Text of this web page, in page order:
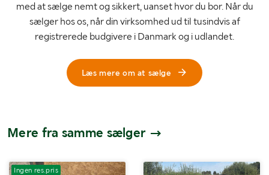
med at sælge nemt og sikkert, uanset hvor du bor. Når du
sælger hos os, når din virksomhed ud til tusindvis af
registrerede budgivere i Danmark og i udlandet.
Læs mere om at sælge
Mere fra samme sælger
Varelager
Ingen res.pris